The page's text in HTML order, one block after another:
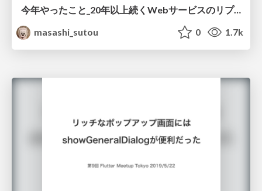
今年やったこと_20年以上続くWebサービスのリプレイス_書いたコード_私がモダンかもと思うPerl
masashi_sutou
0 1.7k